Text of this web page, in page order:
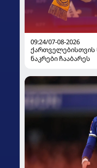
09:24/07-08-2026
ქართველებისთვის
ნაკრები ჩააბარეს